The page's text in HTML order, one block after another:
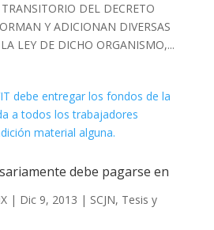
DEL DECRETO
Y ADICIONAN DIVERSAS
LEY DE DICHO ORGANISMO,...
debe pagarse en
| Dic 9, 2013 | SCJN, Tesis y